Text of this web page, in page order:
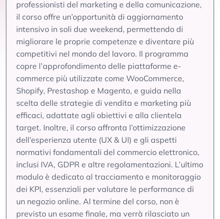
professionisti del marketing e della comunicazione,
il corso offre un’opportunità di aggiornamento
intensivo in soli due weekend, permettendo di
migliorare le proprie competenze e diventare più
competitivi nel mondo del lavoro. Il programma
copre l’approfondimento delle piattaforme e-
commerce più utilizzate come WooCommerce,
Shopify, Prestashop e Magento, e guida nella
scelta delle strategie di vendita e marketing più
efficaci, adattate agli obiettivi e alla clientela
target. Inoltre, il corso affronta l’ottimizzazione
dell’esperienza utente (UX & UI) e gli aspetti
normativi fondamentali del commercio elettronico,
inclusi IVA, GDPR e altre regolamentazioni. L’ultimo
modulo è dedicato al tracciamento e monitoraggio
dei KPI, essenziali per valutare le performance di
un negozio online. Al termine del corso, non è
previsto un esame finale, ma verrà rilasciato un